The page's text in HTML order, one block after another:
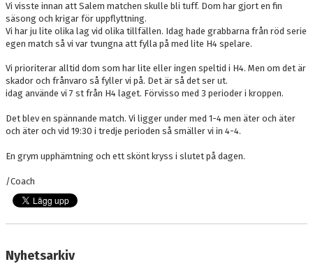
DOKUMENT
KONTAKT
Vi visste innan att Salem matchen skulle bli tuff. Dom har gjort en fin
säsong och krigar för uppflyttning.
Vi har ju lite olika lag vid olika tillfällen. Idag hade grabbarna från röd serie
egen match så vi var tvungna att fylla på med lite H4 spelare.
Vi prioriterar alltid dom som har lite eller ingen speltid i H4. Men om det är
skador och frånvaro så fyller vi på. Det är så det ser ut.
idag använde vi 7 st från H4 laget. Förvisso med 3 perioder i kroppen.
Det blev en spännande match. Vi ligger under med 1-4 men äter och äter
och äter och vid 19:30 i tredje perioden så smäller vi in 4-4.
En grym upphämtning och ett skönt kryss i slutet på dagen.
/Coach
Nyhetsarkiv